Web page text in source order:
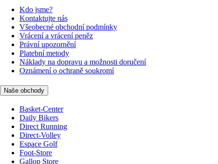
Kdo jsme?
Kontaktujte nás
Všeobecné obchodní podmínky
Vrácení a vrácení peněz
Právní upozornění
Platební metody
Náklady na dopravu a možnosti doručení
Oznámení o ochraně soukromí
Naše obchody
Basket-Center
Daily Bikers
Direct Running
Direct-Volley
Espace Golf
Foot-Store
Gallop Store